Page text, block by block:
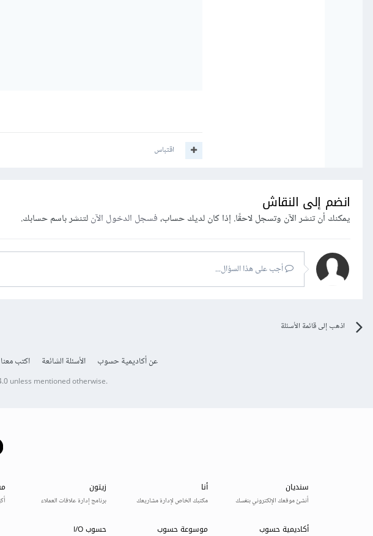
اقتباس
انضم إلى النقاش
يمكنك أن تنشر الآن وتسجل لاحقًا. إذا كان لديك حساب،فسجل الدخول الآنلتنشر باسم حسابك.
أجب على هذا السؤال...
اذهب إلى قائمة الأسئلة
عن أكاديمية حسوب الأسئلة الشائعة اكتب معنا
unless mentioned otherwise.